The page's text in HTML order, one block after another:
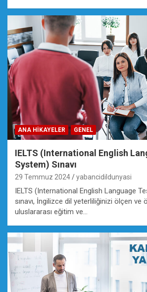
ANA HIKAYELER GENEL
IELTS (International English
System) Sınavı
29 Temmuz 2024 yabancidildunyasi
IELTS (International English Language
sınavı, İngilizce dil yeterliliğinizi ölçen ve
uluslararası eğitim ve…